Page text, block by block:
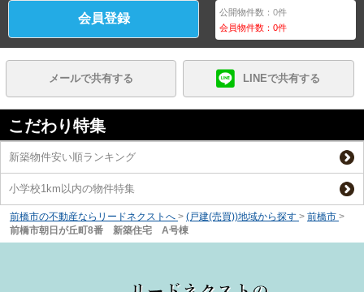
会員登録 公開物件数：0件
会員物件数：0件
メールで共有する LINEで共有する
こだわり特集
新築物件安い順ランキング
小学校1km以内の物件特集
前橋市の不動産ならリードネクストへ > (戸建(売買))地域から探す > 前橋市 >
前橋市朝日が丘町8番 新築住宅 A号棟